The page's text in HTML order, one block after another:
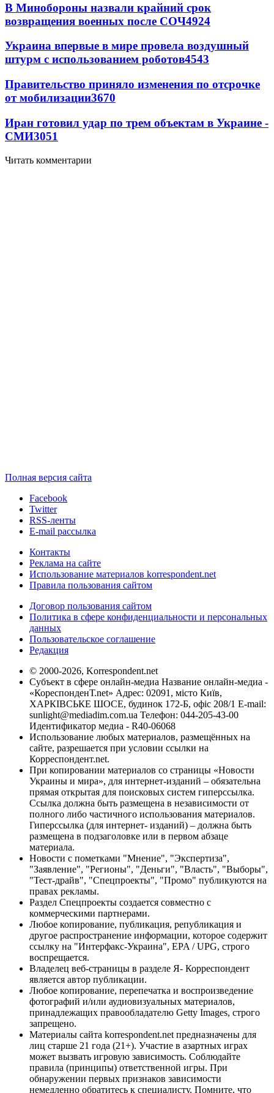
В Минобороны назвали крайний срок
возвращения военных после СОЧ4924
Украина впервые в мире провела воздушный
штурм с использованием роботов4543
Правительство приняло изменения по отсрочке
от мобилизации3670
Иран готовил удар по трем объектам в Украине -
СМИ3051
Читать комментарии
Полная версия сайта
Facebook
Twitter
RSS-ленты
E-mail рассылка
Контакты
Реклама на сайте
Использование материалов korrespondent.net
Правила пользования сайтом
Договор пользования сайтом
Политика в сфере конфиденциальности и персональных
данных
Пользовательское соглашение
Редакция
© 2000-2026, Korrespondent.net
Субъект в сфере онлайн-медиа Название онлайн-медиа -
«КореспонденТ.net» Адрес: 02091, місто Київ,
ХАРКІВСЬКЕ ШОСЕ, будинок 172-Б, офіс 208/1 E-mail:
sunlight@mediadim.com.ua Телефон: 044-205-43-00
Идентификатор медиа - R40-06068
Использование любых материалов, размещённых на
сайте, разрешается при условии ссылки на
Корреспондент.net.
При копировании материалов со страницы «Новости
Украины и мира», для интернет-изданий – обязательна
прямая открытая для поисковых систем гиперссылка.
Ссылка должна быть размещена в независимости от
полного либо частичного использования материалов.
Гиперссылка (для интернет- изданий) – должна быть
размещена в подзаголовке или в первом абзаце
материала.
Новости с пометками "Мнение", "Экспертиза",
"Заявление", "Регионы", "Деньги", "Власть", "Выборы",
"Тест-драйв", "Спецпроекты", "Промо" публикуются на
правах рекламы.
Раздел Спецпроекты создается совместно с
коммерческими партнерами.
Любое копирование, публикация, републикация и
другое распространение информации, которое содержит
ссылку на "Интерфакс-Украина", EPA / UPG, строго
воспрещается.
Владелец веб-страницы в разделе Я- Корреспондент
является автор публикации.
Любое копирование, перепечатка и воспроизведение
фотографий и/или аудиовизуальных материалов,
принадлежащих правообладателю Getty Images, строго
запрещено.
Материалы сайта korrespondent.net предназначены для
лиц старше 21 года (21+). Участие в азартных играх
может вызвать игровую зависимость. Соблюдайте
правила (принципы) ответственной игры. При
обнаружении первых признаков зависимости
немедленно обратитесь к специалисту. Помните, что